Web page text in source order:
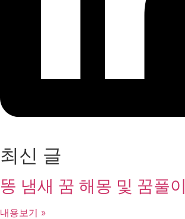
최신 글
똥 냄새 꿈 해몽 및 꿈풀이
내용보기 »